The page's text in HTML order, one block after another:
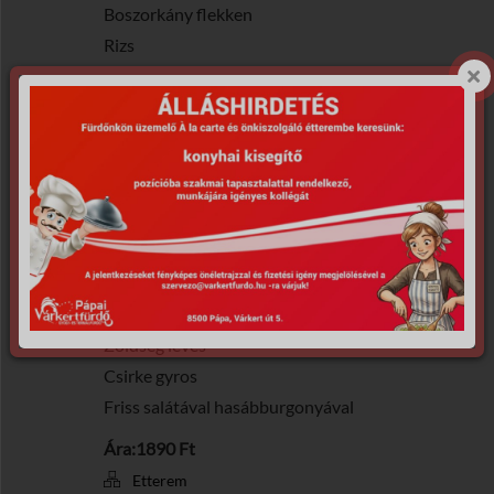
Boszorkány flekken
Rizs
SZERDA
Tarhonya leves
Sertés pörköl
Tarhonya
CSÜTÖRTÖK
Nyírségi gombóc leves
Mákos guba vanília öntettel
PÉNTEK
Zöldség leves
Csirke gyros
Friss salátával hasábburgonyával
Ára:1890 Ft
Etterem